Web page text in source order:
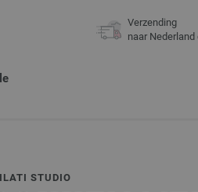
Verzending
naar Nederland
STUDIO